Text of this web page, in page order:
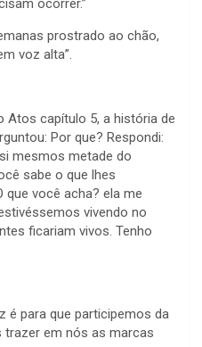
ocorrer.”
prostrado ao chão,
voz alta”.
Atos capítulo 5, a história de
Por que? Respondi:
mesmos metade do
sabe o que lhes
que você acha? ela me
vivendo no
ficariam vivos. Tenho
é para que participemos da
trazer em nós as marcas